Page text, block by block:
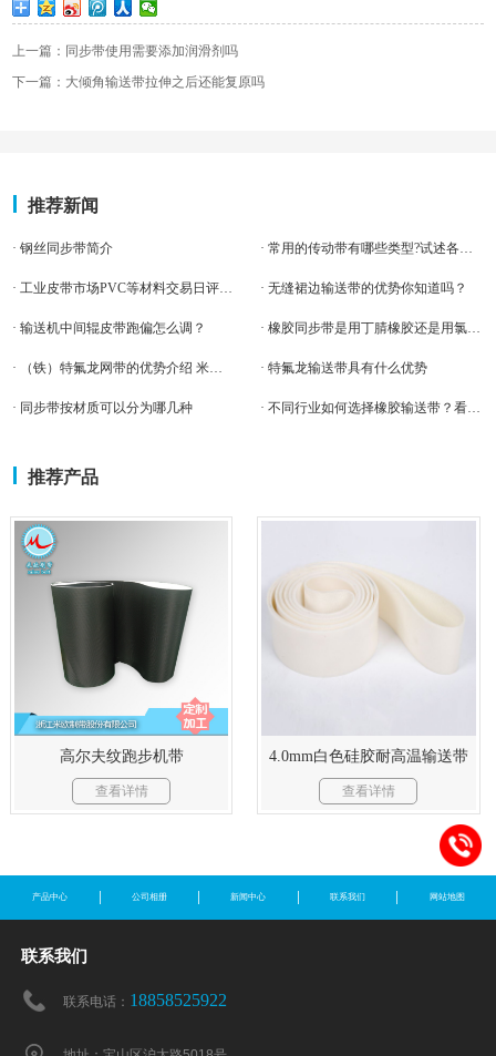
上一篇：同步带使用需要添加润滑剂吗
下一篇：大倾角输送带拉伸之后还能复原吗
推荐新闻
· 钢丝同步带简介 · 常用的传动带有哪些类型?试述各自的特点和应用
· 工业皮带市场PVC等材料交易日评（6.3） · 无缝裙边输送带的优势你知道吗？
· 输送机中间辊皮带跑偏怎么调？ · 橡胶同步带是用丁腈橡胶还是用氯丁橡胶的好？
· （铁）特氟龙网带的优势介绍 米欧输送带 · 特氟龙输送带具有什么优势
· 同步带按材质可以分为哪几种 · 不同行业如何选择橡胶输送带？看这一篇就够了！
推荐产品
高尔夫纹跑步机带
查看详情
4.0mm白色硅胶耐高温输送带
查看详情
产品中心 公司相册 新闻中心 联系我们 网站地图
联系我们
联系电话： 18858525922